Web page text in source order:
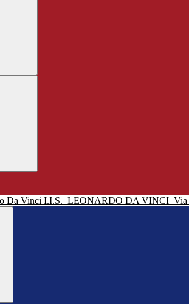
I.I.S. LEONARDO DA VINCI Via